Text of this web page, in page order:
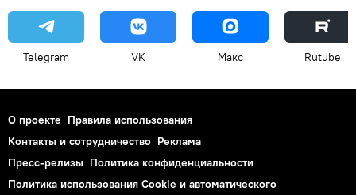
Telegram VK Макс Rutube
О проекте Правила использования
Контакты и сотрудничество Реклама
Пресс-релизы Политика конфиденциальности
Политика использования Cookie и автоматического